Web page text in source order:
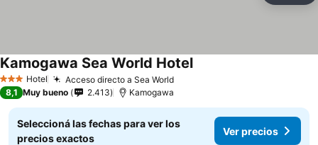
3 Estrellas
Hotel Acceso directo a Sea World
Kamogawa Sea World Hotel
8,1 Muy bueno 2.413 Kamogawa
Seleccioná las fechas para ver los
precios exactos
Ver precios